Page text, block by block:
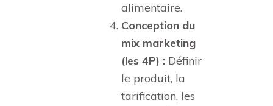
alimentaire.
Conception du
mix marketing
(les 4P) : Définir
le produit, la
tarification, les